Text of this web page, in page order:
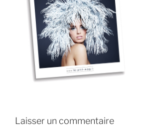
Laisser un commentaire